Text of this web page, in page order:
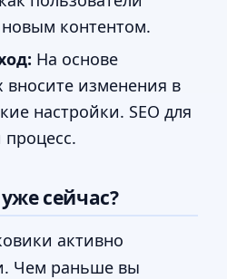
контентом.
На основе
изменения в
настройки. SEO для
сейчас?
активно
Чем раньше вы